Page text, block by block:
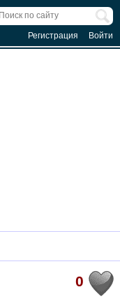
Регистрация Войти
0